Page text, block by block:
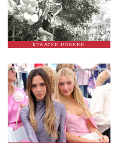
КРАЛСКИ НОВИНИ